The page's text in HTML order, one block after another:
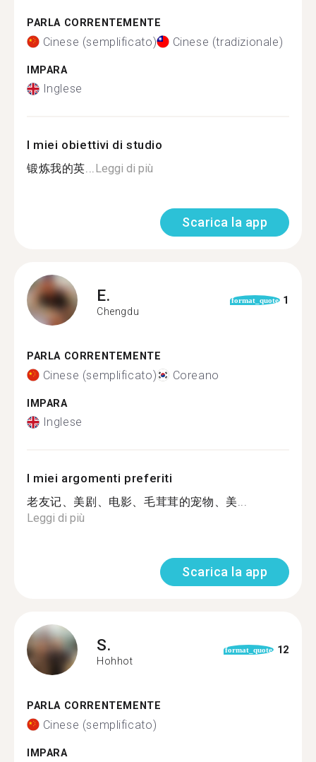
PARLA CORRENTEMENTE
Cinese (semplificato) Cinese (tradizionale)
IMPARA
Inglese
I miei obiettivi di studio
锻炼我的英...Leggi di più
Scarica la app
E.
Chengdu
format_quote 1
PARLA CORRENTEMENTE
Cinese (semplificato) Coreano
IMPARA
Inglese
I miei argomenti preferiti
老友记、美剧、电影、毛茸茸的宠物、美...
Leggi di più
Scarica la app
S.
Hohhot
format_quote 12
PARLA CORRENTEMENTE
Cinese (semplificato)
IMPARA